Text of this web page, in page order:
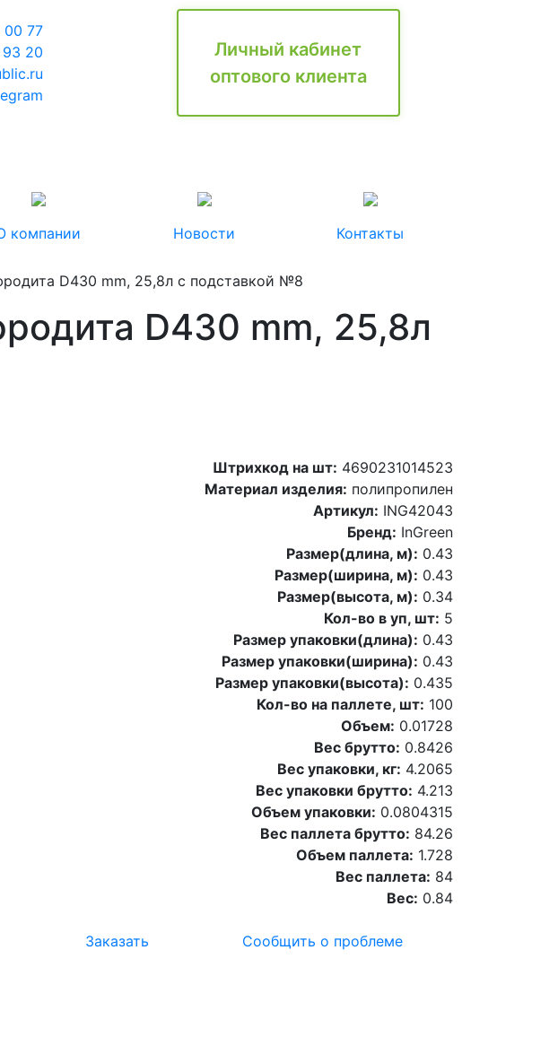
77
20
Личный кабинет
оптового клиента
компании Новости Контакты
D430 mm, 25,8л с подставкой №8
D430 mm, 25,8л
Штрихкод на шт: 4690231014523
Материал изделия: полипропилен
Артикул: ING42043
Бренд: InGreen
Размер(длина, м): 0.43
Размер(ширина, м): 0.43
Размер(высота, м): 0.34
Кол-во в уп, шт: 5
Размер упаковки(длина): 0.43
Размер упаковки(ширина): 0.43
Размер упаковки(высота): 0.435
Кол-во на паллете, шт: 100
Объем: 0.01728
Вес брутто: 0.8426
Вес упаковки, кг: 4.2065
Вес упаковки брутто: 4.213
Объем упаковки: 0.0804315
Вес паллета брутто: 84.26
Объем паллета: 1.728
Вес паллета: 84
Вес: 0.84
Заказать Сообщить о проблеме